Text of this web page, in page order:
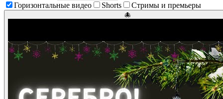
Горизонтальные видео
Shorts Стримы и премьеры
🐙